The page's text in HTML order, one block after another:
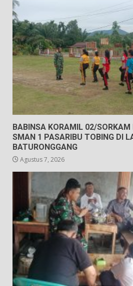
BABINSA KORAMIL 02/
SMAN 1 PASARIBU TOBING DI
BATURONGGANG
Agustus 7, 2026